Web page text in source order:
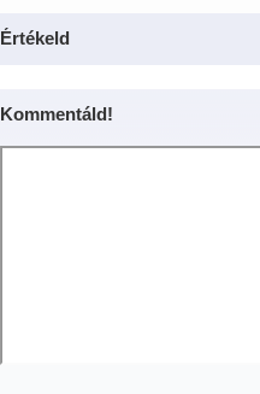
Értékeld
Kommentáld!